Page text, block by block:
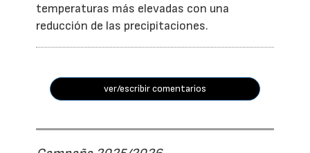
temperaturas más elevadas con una
reducción de las precipitaciones.
ver/escribir comentarios